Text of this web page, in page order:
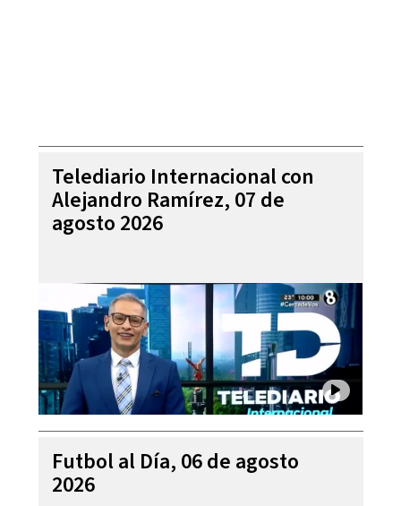
Telediario Internacional con
Alejandro Ramírez, 07 de
agosto 2026
Futbol al Día, 06 de agosto
2026